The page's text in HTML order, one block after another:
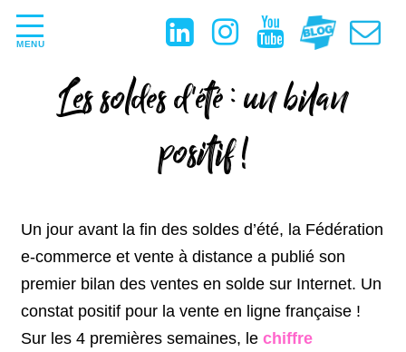
MENU
Les soldes d'été : un bilan
positif !
Un jour avant la fin des soldes d’été, la Fédération
e-commerce et vente à distance a publié son
premier bilan des ventes en solde sur Internet. Un
constat positif pour la vente en ligne française !
Sur les 4 premières semaines, le chiffre